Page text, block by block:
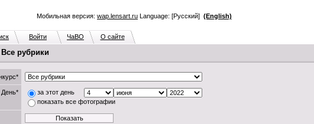
Мобильная версия: wap.lensart.ru Language: [Русский] (English)
Войти ЧаВО О сайте
рубрики
День*
за этот день
показать все фотографии